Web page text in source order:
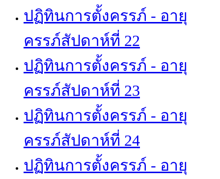
ปฏิทินการตั้งครรภ์ - อายุ
ครรภ์สัปดาห์ที่ 22
ปฏิทินการตั้งครรภ์ - อายุ
ครรภ์สัปดาห์ที่ 23
ปฏิทินการตั้งครรภ์ - อายุ
ครรภ์สัปดาห์ที่ 24
ปฏิทินการตั้งครรภ์ - อายุ